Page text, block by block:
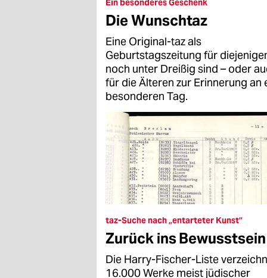
epaper login
Ein besonderes Geschenk
Die Wunschtaz
Eine Original-taz als
Geburtstagszeitung für
noch unter Dreißig sind – oder
für die Älteren zur Erinnerung an
besonderen Tag.
taz-Suche nach „entarteter Kunst”
Zurück ins Bewusstsein
Die Harry-Fischer-Liste
16.000 Werke meist jüdischer